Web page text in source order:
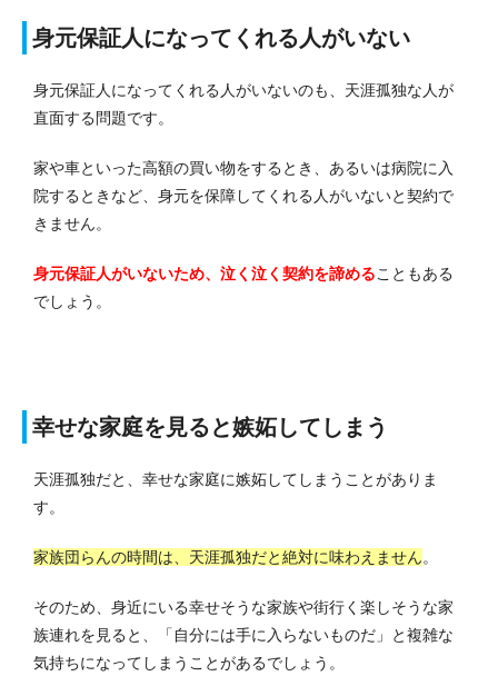
身元保証人になってくれる人がいない
身元保証人になってくれる人がいないのも、天涯孤独な人が
直面する問題です。
家や車といった高額の買い物をするとき、あるいは病院に入
院するときなど、身元を保障してくれる人がいないと契約で
きません。
身元保証人がいないため、泣く泣く契約を諦めることもある
でしょう。
幸せな家庭を見ると嫉妬してしまう
天涯孤独だと、幸せな家庭に嫉妬してしまうことがありま
す。
家族団らんの時間は、天涯孤独だと絶対に味わえません。
そのため、身近にいる幸せそうな家族や街行く楽しそうな家
族連れを見ると、「自分には手に入らないものだ」と複雑な
気持ちになってしまうことがあるでしょう。